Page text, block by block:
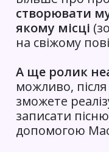
створювати
якому місці
на свіжому
А ще ролик
можливо,
зможете
записати
допомогою